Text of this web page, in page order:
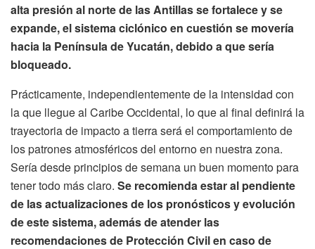
alta presión al norte de las Antillas se fortalece y se
expande, el sistema ciclónico en cuestión se movería
hacia la Península de Yucatán, debido a que sería
bloqueado.
Prácticamente, independientemente de la intensidad con
la que llegue al Caribe Occidental, lo que al final definirá la
trayectoria de impacto a tierra será el comportamiento de
los patrones atmosféricos del entorno en nuestra zona.
Sería desde principios de semana un buen momento para
tener todo más claro. Se recomienda estar al pendiente
de las actualizaciones de los pronósticos y evolución
de este sistema, además de atender las
recomendaciones de Protección Civil en caso de